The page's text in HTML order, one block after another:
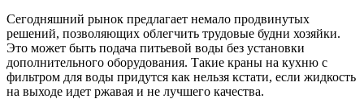
Сегодняшний рынок предлагает немало продвинутых
решений, позволяющих облегчить трудовые будни хозяйки.
Это может быть подача питьевой воды без установки
дополнительного оборудования. Такие краны на кухню с
фильтром для воды придутся как нельзя кстати, если жидкость
на выходе идет ржавая и не лучшего качества.